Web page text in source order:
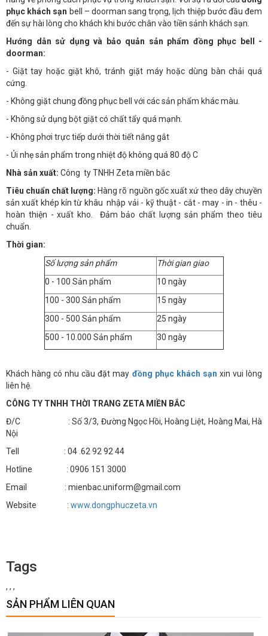
phục khách sạn bell – doorman sang trọng, lịch thiệp bước đầu đem
đến sự hài lòng cho khách khi bước chân vào tiền sảnh khách sạn.
Hướng dẫn sử dụng và bảo quản sản phẩm đồng phục bell -
doorman:
- Giặt tay hoặc giặt khô, tránh giặt máy hoặc dùng bàn chải quá
cứng.
- Không giặt chung đồng phục bell với các sản phẩm khác màu.
- Không sử dụng bột giặt có chất tẩy quá mạnh.
- Không phơi trực tiếp dưới thời tiết nắng gắt
- Ủi nhẹ sản phẩm trong nhiệt độ không quá 80 độ C
Nhà sản xuất: Công ty TNHH Zeta miền bắc
Tiêu chuẩn chất lượng: Hàng rõ nguồn gốc xuất xứ theo dây chuyền
sản xuất khép kín từ khâu nhập vải - kỹ thuật - cắt - may - in - thêu -
hoàn thiện - xuất kho. Đảm bảo chất lượng sản phẩm theo tiêu
chuẩn.
Thời gian:
Số lượng sản phẩm
Thời gian giao
0 - 100 Sản phẩm
10 ngày
100 - 300 Sản phẩm
15 ngày
300 - 500 Sản phẩm
25 ngày
500 - 10.000 Sản phẩm
30 ngày
Khách hàng có nhu cầu đặt may đồng phục khách sạn xin vui lòng
liên hệ.
CÔNG TY TNHH THỜI TRANG ZETA MIỀN BẮC
Đ/C : Số 3/3, Đường Ngọc Hồi, Hoàng Liệt, Hoàng Mai, Hà
Nội
Tell : 04 .62 92 92 44
Hotline : 0906 151 3000
Email : mienbac.uniform@gmail.com
Website : www.dongphuczeta.vn
Tags
, , ,
SẢN PHẨM LIÊN QUAN